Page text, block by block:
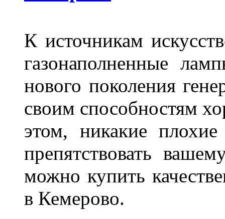
К источникам
газонаполненные
нового поколения
своим способностям
этом, никакие
препятствовать
можно купить
в Кемерово.